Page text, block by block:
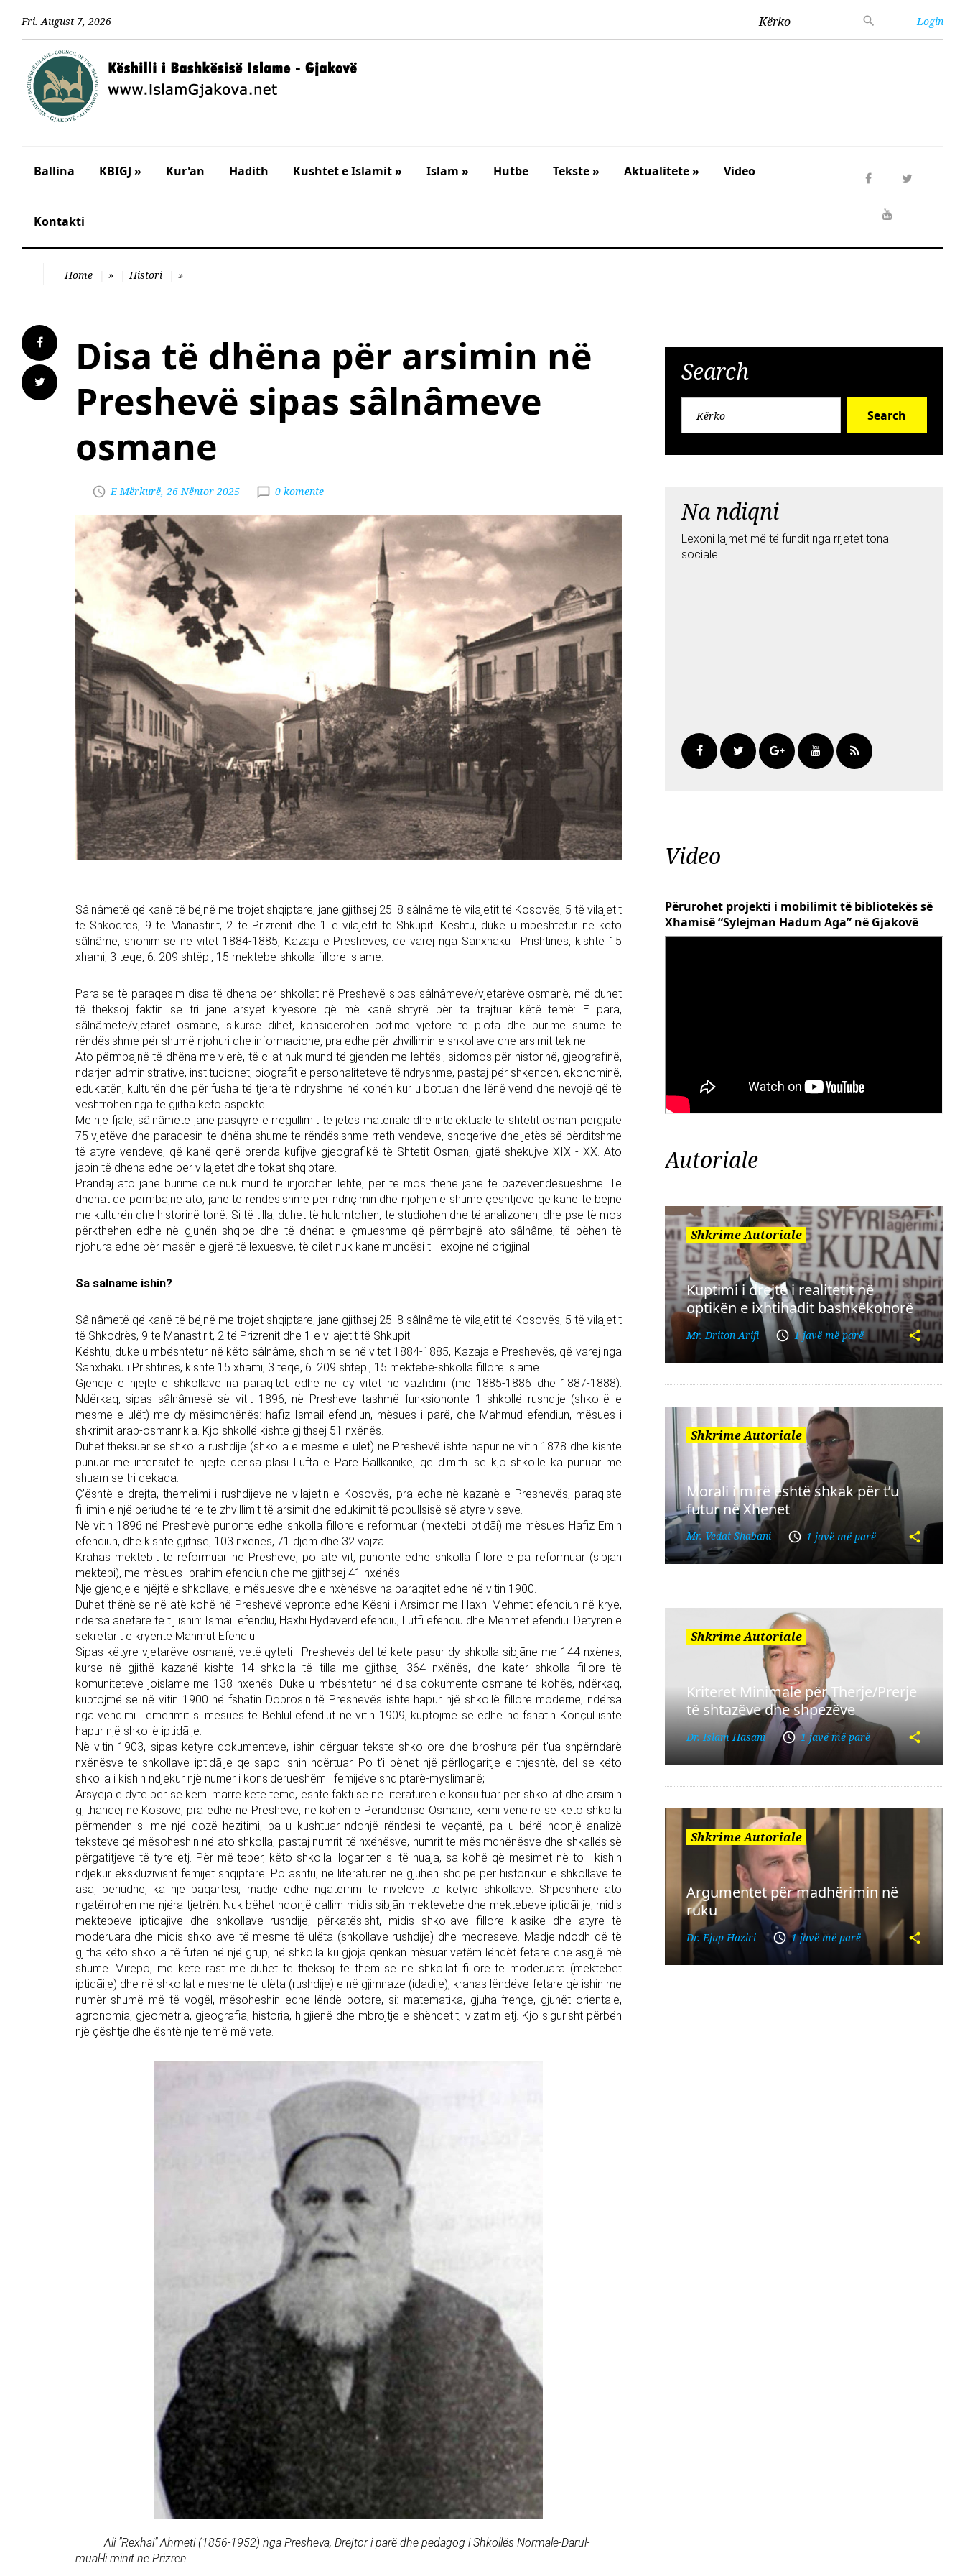
Fri. August 7, 2026 Kërko Login
Ballina KBIGJ » Kur'an Hadith Kushtet e Islamit » Islam » Hutbe Tekste » Aktualitete » Video
Kontakti
Home » Histori »
Disa të dhëna për arsimin në
Preshevë sipas sâlnâmeve
osmane
E Mërkurë, 26 Nëntor 2025 0 komente
Sâlnâmetë që kanë të bëjnë me trojet shqiptare, janë gjithsej 25: 8 sâlnâme të vilajetit të Kosovës, 5 të vilajetit
të Shkodrës, 9 të Manastirit, 2 të Prizrenit dhe 1 e vilajetit të Shkupit. Kështu, duke u mbështetur në këto
sâlnâme, shohim se në vitet 1884-1885, Kazaja e Preshevës, që varej nga Sanxhaku i Prishtinës, kishte 15
xhami, 3 teqe, 6. 209 shtëpi, 15 mektebe-shkolla fillore islame.
Para se të paraqesim disa të dhëna për shkollat në Preshevë sipas sâlnâmeve/vjetarëve osmanë, më duhet
të theksoj faktin se tri janë arsyet kryesore që më kanë shtyrë për ta trajtuar këtë temë: E para,
sâlnâmetë/vjetarët osmanë, sikurse dihet, konsiderohen botime vjetore të plota dhe burime shumë të
rëndësishme për shumë njohuri dhe informacione, pra edhe për zhvillimin e shkollave dhe arsimit tek ne.
Ato përmbajnë të dhëna me vlerë, të cilat nuk mund të gjenden me lehtësi, sidomos për historinë, gjeografinë,
ndarjen administrative, institucionet, biografit e personaliteteve të ndryshme, pastaj për shkencën, ekonominë,
edukatën, kulturën dhe për fusha të tjera të ndryshme në kohën kur u botuan dhe lënë vend dhe nevojë që të
vështrohen nga të gjitha këto aspekte.
Me një fjalë, sâlnâmetë janë pasqyrë e rregullimit të jetës materiale dhe intelektuale të shtetit osman përgjatë
75 vjetëve dhe paraqesin të dhëna shumë të rëndësishme rreth vendeve, shoqërive dhe jetës së përditshme
të atyre vendeve, që kanë qenë brenda kufijve gjeografikë të Shtetit Osman, gjatë shekujve XIX - XX. Ato
japin të dhëna edhe për vilajetet dhe tokat shqiptare.
Prandaj ato janë burime që nuk mund të injorohen lehtë, për të mos thënë janë të pazëvendësueshme. Të
dhënat që përmbajnë ato, janë të rëndësishme për ndriçimin dhe njohjen e shumë çështjeve që kanë të bëjnë
me kulturën dhe historinë tonë. Si të tilla, duhet të hulumtohen, të studiohen dhe të analizohen, dhe pse të mos
përkthehen edhe në gjuhën shqipe dhe të dhënat e çmueshme që përmbajnë ato sâlnâme, të bëhen të
njohura edhe për masën e gjerë të lexuesve, të cilët nuk kanë mundësi t'i lexojnë në origjinal.
Sa salname ishin?
Sâlnâmetë që kanë të bëjnë me trojet shqiptare, janë gjithsej 25: 8 sâlnâme të vilajetit të Kosovës, 5 të vilajetit
të Shkodrës, 9 të Manastirit, 2 të Prizrenit dhe 1 e vilajetit të Shkupit.
Kështu, duke u mbështetur në këto sâlnâme, shohim se në vitet 1884-1885, Kazaja e Preshevës, që varej nga
Sanxhaku i Prishtinës, kishte 15 xhami, 3 teqe, 6. 209 shtëpi, 15 mektebe-shkolla fillore islame.
Gjendje e njëjtë e shkollave na paraqitet edhe në dy vitet në vazhdim (më 1885-1886 dhe 1887-1888).
Ndërkaq, sipas sâlnâmesë së vitit 1896, në Preshevë tashmë funksiononte 1 shkollë rushdije (shkollë e
mesme e ulët) me dy mësimdhënës: hafiz Ismail efendiun, mësues i parë, dhe Mahmud efendiun, mësues i
shkrimit arab-osmanrik'a. Kjo shkollë kishte gjithsej 51 nxënës.
Duhet theksuar se shkolla rushdije (shkolla e mesme e ulët) në Preshevë ishte hapur në vitin 1878 dhe kishte
punuar me intensitet të njëjtë derisa plasi Lufta e Parë Ballkanike, që d.m.th. se kjo shkollë ka punuar më
shuam se tri dekada.
Ç'është e drejta, themelimi i rushdijeve në vilajetin e Kosovës, pra edhe në kazanë e Preshevës, paraqiste
fillimin e një periudhe të re të zhvillimit të arsimit dhe edukimit të popullsisë së atyre viseve.
Në vitin 1896 në Preshevë punonte edhe shkolla fillore e reformuar (mektebi iptidāi) me mësues Hafiz Emin
efendiun, dhe kishte gjithsej 103 nxënës, 71 djem dhe 32 vajza.
Krahas mektebit të reformuar në Preshevë, po atë vit, punonte edhe shkolla fillore e pa reformuar (sibjān
mektebi), me mësues Ibrahim efendiun dhe me gjithsej 41 nxënës.
Një gjendje e njëjtë e shkollave, e mësuesve dhe e nxënësve na paraqitet edhe në vitin 1900.
Duhet thënë se në atë kohë në Preshevë vepronte edhe Këshilli Arsimor me Haxhi Mehmet efendiun në krye,
ndërsa anëtarë të tij ishin: Ismail efendiu, Haxhi Hydaverd efendiu, Lutfi efendiu dhe Mehmet efendiu. Detyrën e
sekretarit e kryente Mahmut Efendiu.
Sipas këtyre vjetarëve osmanë, vetë qyteti i Preshevës del të ketë pasur dy shkolla sibjāne me 144 nxënës,
kurse në gjithë kazanë kishte 14 shkolla të tilla me gjithsej 364 nxënës, dhe katër shkolla fillore të
komuniteteve joislame me 138 nxënës. Duke u mbështetur në disa dokumente osmane të kohës, ndërkaq,
kuptojmë se në vitin 1900 në fshatin Dobrosin të Preshevës ishte hapur një shkollë fillore moderne, ndërsa
nga vendimi i emërimit si mësues të Behlul efendiut në vitin 1909, kuptojmë se edhe në fshatin Konçul ishte
hapur një shkollë iptidāije.
Në vitin 1903, sipas këtyre dokumenteve, ishin dërguar tekste shkollore dhe broshura për t'ua shpërndarë
nxënësve të shkollave iptidāije që sapo ishin ndërtuar. Po t'i bëhet një përllogaritje e thjeshtë, del se këto
shkolla i kishin ndjekur një numër i konsiderueshëm i fëmijëve shqiptarë-myslimanë;
Arsyeja e dytë për se kemi marrë këtë temë, është fakti se në literaturën e konsultuar për shkollat dhe arsimin
gjithandej në Kosovë, pra edhe në Preshevë, në kohën e Perandorisë Osmane, kemi vënë re se këto shkolla
përmenden si me një dozë hezitimi, pa u kushtuar ndonjë rëndësi të veçantë, pa u bërë ndonjë analizë
teksteve që mësoheshin në ato shkolla, pastaj numrit të nxënësve, numrit të mësimdhënësve dhe shkallës së
përgatitjeve të tyre etj. Për më tepër, këto shkolla llogariten si të huaja, sa kohë që mësimet në to i kishin
ndjekur ekskluzivisht fëmijët shqiptarë. Po ashtu, në literaturën në gjuhën shqipe për historikun e shkollave të
asaj periudhe, ka një paqartësi, madje edhe ngatërrim të niveleve të këtyre shkollave. Shpeshherë ato
ngatërrohen me njëra-tjetrën. Nuk bëhet ndonjë dallim midis sibjān mektevebe dhe mektebeve iptidāi je, midis
mektebeve iptidajive dhe shkollave rushdije, përkatësisht, midis shkollave fillore klasike dhe atyre të
moderuara dhe midis shkollave të mesme të ulëta (shkollave rushdije) dhe medreseve. Madje ndodh që të
gjitha këto shkolla të futen në një grup, në shkolla ku gjoja qenkan mësuar vetëm lëndët fetare dhe asgjë më
shumë. Mirëpo, me këtë rast më duhet të theksoj të them se në shkollat fillore të moderuara (mektebet
iptidāije) dhe në shkollat e mesme të ulëta (rushdije) e në gjimnaze (idadije), krahas lëndëve fetare që ishin me
numër shumë më të vogël, mësoheshin edhe lëndë botore, si: matematika, gjuha frënge, gjuhët orientale,
agronomia, gjeometria, gjeografia, historia, higjienë dhe mbrojtje e shëndetit, vizatim etj. Kjo sigurisht përbën
një çështje dhe është një temë më vete.
Ali "Rexhai" Ahmeti (1856-1952) nga Presheva, Drejtor i parë dhe pedagog i Shkollës Normale-Darul-
mual-li minit në Prizren
Search
Search
Na ndiqni
Lexoni lajmet më të fundit nga rrjetet tona
sociale!
Video
Përurohet projekti i mobilimit të bibliotekës së
Xhamisë “Sylejman Hadum Aga” në Gjakovë
Autoriale
Shkrime Autoriale
Kuptimi i drejtë i realitetit në
optikën e ixhtihadit bashkëkohorë
Mr. Driton Arifi 1 javë më parë
Shkrime Autoriale
Morali i mirë është shkak për t’u
futur në Xhenet
Mr. Vedat Shabani 1 javë më parë
Shkrime Autoriale
Kriteret Minimale për Therje/Prerje
të shtazëve dhe shpezëve
Dr. Islam Hasani 1 javë më parë
Shkrime Autoriale
Argumentet për madhërimin në
ruku
Dr. Ejup Haziri 1 javë më parë